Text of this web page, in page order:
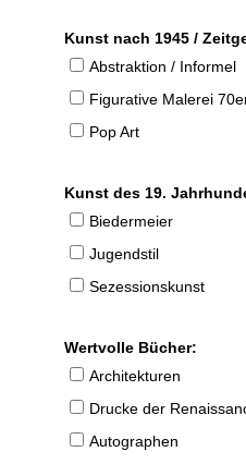
Kunst nach 1945 /
Abstraktion / Informel
Figurative Malerei
Pop Art
Kunst des 19.
Biedermeier
Jugendstil
Sezessionskunst
Wertvolle Bücher:
Architekturen
Drucke der
Autographen